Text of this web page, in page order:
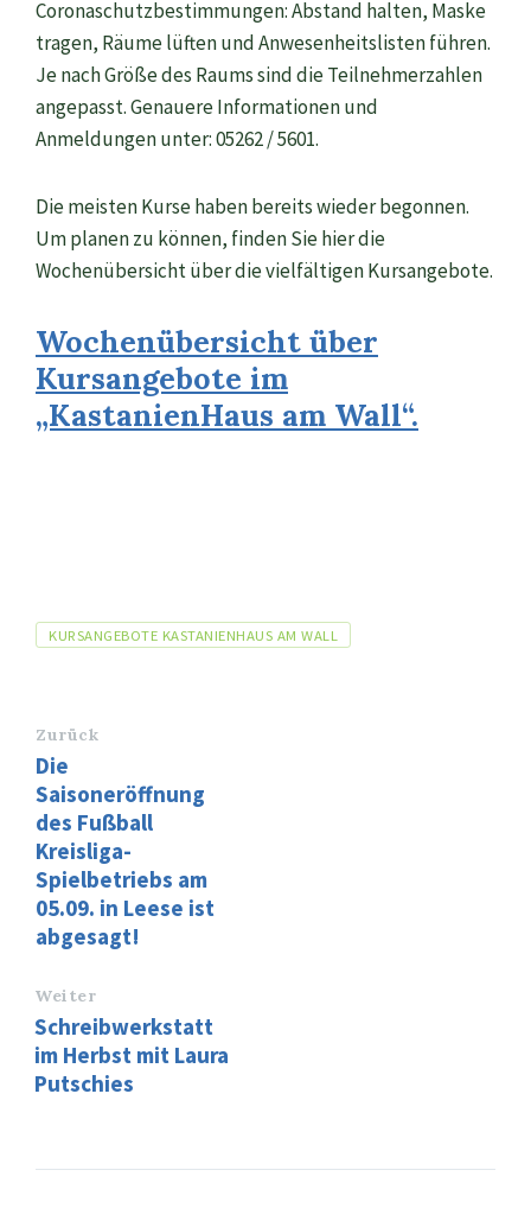
Coronaschutzbestimmungen: Abstand halten, Maske
tragen, Räume lüften und Anwesenheitslisten führen.
Je nach Größe des Raums sind die Teilnehmerzahlen
angepasst. Genauere Informationen und
Anmeldungen unter: 05262 / 5601.
Die meisten Kurse haben bereits wieder begonnen.
Um planen zu können, finden Sie hier die
Wochenübersicht über die vielfältigen Kursangebote.
Wochenübersicht über
Kursangebote im
„KastanienHaus am Wall“.
Tags
KURSANGEBOTE KASTANIENHAUS AM WALL
Zurück
Die
Saisoneröffnung
des Fußball
Kreisliga-
Spielbetriebs am
05.09. in Leese ist
abgesagt!
Weiter
Schreibwerkstatt
im Herbst mit Laura
Putschies